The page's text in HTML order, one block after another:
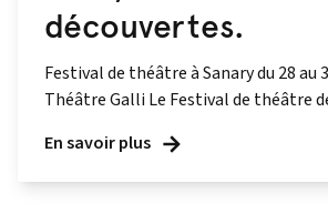
découvertes.
Festival de théâtre à Sanary du 28 au
Théâtre Galli Le Festival de théâtre
En savoir plus